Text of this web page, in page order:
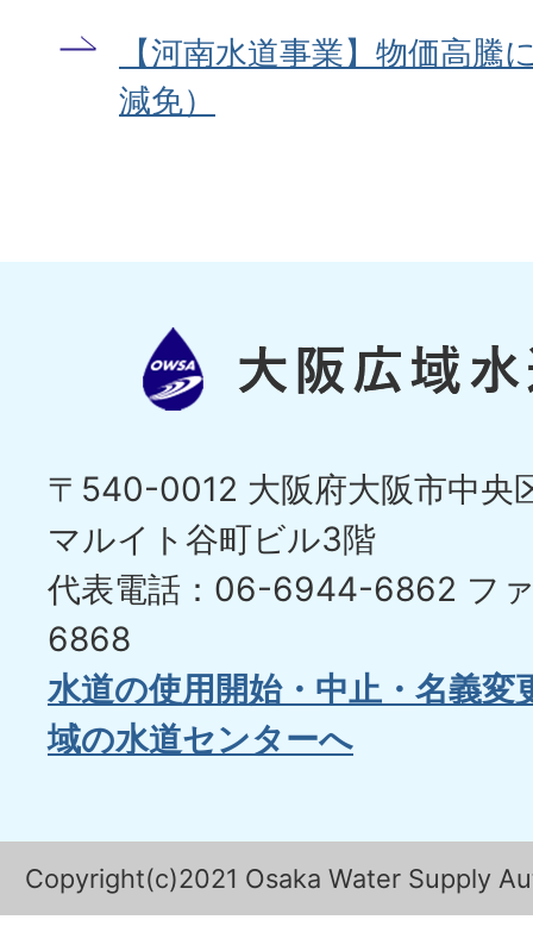
【河南水道事業】物価高騰
減免）
〒540-0012 大阪府大阪市中央
マルイト谷町ビル3階
代表電話：06-6944-6862 フ
6868
水道の使用開始・中止・名義変
域の水道センターへ
Copyright(c)2021 Osaka Water Supply